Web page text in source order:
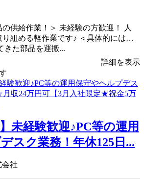
の供給作業！＞ 未経験の方歓迎！ 人
り組める軽作業です♪ ＜具体的には…
きた部品を運搬...
詳細を表示
未経験歓迎♪PC等の運用
スク業務！年休125日...
社